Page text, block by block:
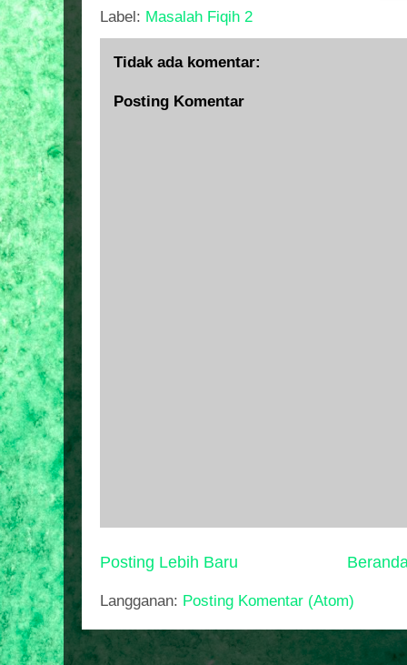
Label: Masalah Fiqih 2
Tidak ada komentar:
Posting Komentar
Posting Lebih Baru
Langganan: Posting Komentar (Atom)